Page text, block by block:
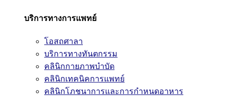
บริการทางการแพทย์
โอสถศาลา
บริการทางทันตกรรม
คลินิกกายภาพบำบัด
คลินิกเทคนิคการแพทย์
คลินิกโภชนาการและการกำหนดอาหาร